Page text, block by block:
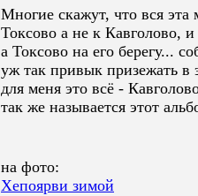
Многие скажут, что вся эта
Токсово а не к Кавголово,
а Токсово на его берегу...
уж так привык призежать в
для меня это всё -
так же называется этот
на фото:
Хепоярви зимой